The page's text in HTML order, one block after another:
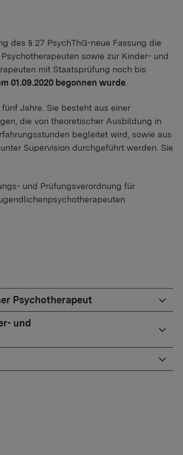
des § 27 PsychThG-neue Fassung die
sowie zur Kinder- und
mit Staatsprüfung noch bis
01.09.2020 begonnen wurde
Jahre. Sie besteht aus einer
die von theoretischer Ausbildung in
begleitet wird, sowie aus
Supervision durchgeführt werden. Sie
und Prüfungsverordnung für
Psychotherapeut
und